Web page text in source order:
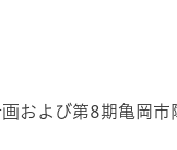
および第8期亀岡